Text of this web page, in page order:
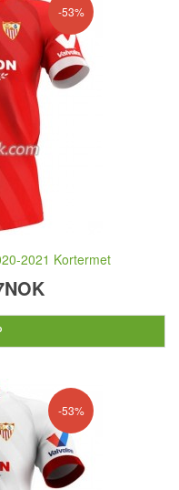
-53%
2021 Kortermet
-53%